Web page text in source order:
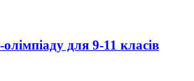
для 9-11 класів